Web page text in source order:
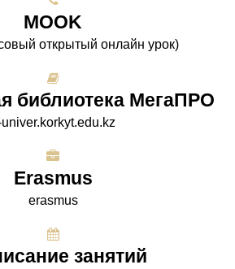
МООK
открытый онлайн урок)
библиотека МегаПРО
Erasmus
erasmus
занятий